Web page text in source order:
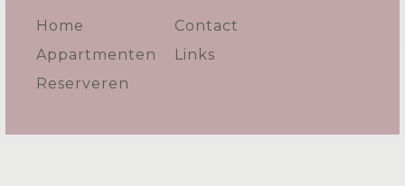
Home
Appartmenten
Reserveren
Contact
Links